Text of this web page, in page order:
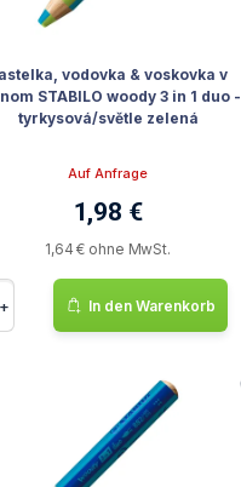
vodovka & voskovka v
STABILO woody 3 in 1 duo -
tyrkysová/světle zelená
Auf Anfrage
1,98 €
1,64 € ohne MwSt.
+ In den Warenkorb